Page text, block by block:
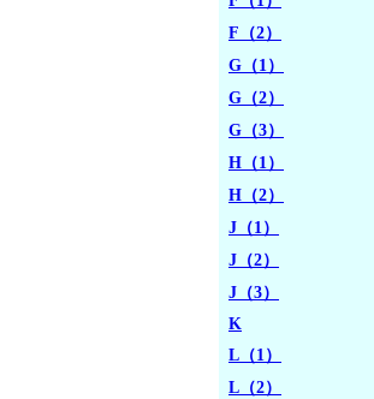
F（2）
G（1）
G（2）
G（3）
H（1）
H（2）
J（1）
J（2）
J（3）
K
L（1）
L（2）